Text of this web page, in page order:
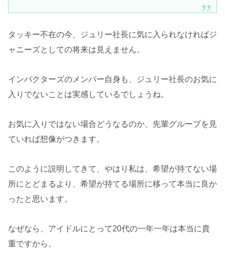
タッキー不在の今、ジュリー社長に気に入られなければジ
ャニーズとしての将来は見えません。
インパクターズのメンバー自身も、ジュリー社長のお気に
入りでないことは実感しているでしょうね。
お気に入りではない場合どうなるのか、先輩グループを見
ていれば想像がつきます。
このように説明してきて、やはり私は、希望が持てない場
所にとどまるより、希望が持てる場所に移って本当に良か
ったと思います。
なぜなら、アイドルにとって20代の一年一年は本当に貴
重ですから。